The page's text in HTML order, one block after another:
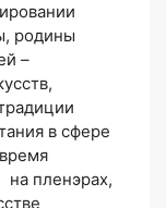
родины
–
в сфере
на пленэрах,